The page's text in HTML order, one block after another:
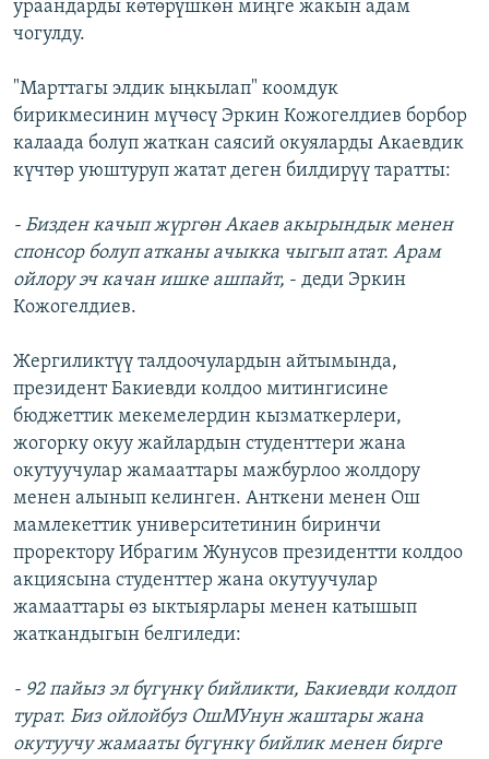
ураандарды көтөрүшкөн миңге жакын адам
чогулду.
"Марттагы элдик ыңкылап" коомдук
бирикмесинин мүчөсү Эркин Кожогелдиев борбор
калаада болуп жаткан саясий окуяларды Акаевдик
күчтөр уюштуруп жатат деген билдирүү таратты:
- Бизден качып жүргөн Акаев акырындык менен
спонсор болуп атканы ачыкка чыгып атат. Арам
ойлору эч качан ишке ашпайт, - деди Эркин
Кожогелдиев.
Жергиликтүү талдоочулардын айтымында,
президент Бакиевди колдоо митингисине
бюджеттик мекемелердин кызматкерлери,
жогорку окуу жайлардын студенттери жана
окутуучулар жамааттары мажбурлоо жолдору
менен алынып келинген. Анткени менен Ош
мамлекеттик университетинин биринчи
проректору Ибрагим Жунусов президентти колдоо
акциясына студенттер жана окутуучулар
жамааттары өз ыктыярлары менен катышып
жаткандыгын белгиледи:
- 92 пайыз эл бүгүнкү бийликти, Бакиевди колдоп
турат. Биз ойлойбуз ОшМУнун жаштары жана
окутуучу жамааты бүгүнкү бийлик менен бирге